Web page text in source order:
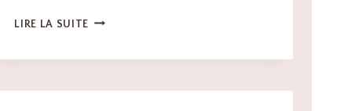
LIRE LA SUITE QUELS